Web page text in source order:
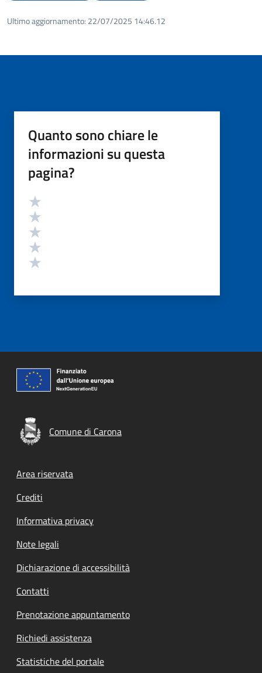
Ultimo aggiornamento: 22/07/2025 14:46.12
Quanto sono chiare le
informazioni su questa
pagina?
Valutazione
Comune di Carona
Footer menu
Area riservata
Crediti
Informativa privacy
Note legali
Dichiarazione di accessibilità
Contatti
Prenotazione appuntamento
Richiedi assistenza
Statistiche del portale